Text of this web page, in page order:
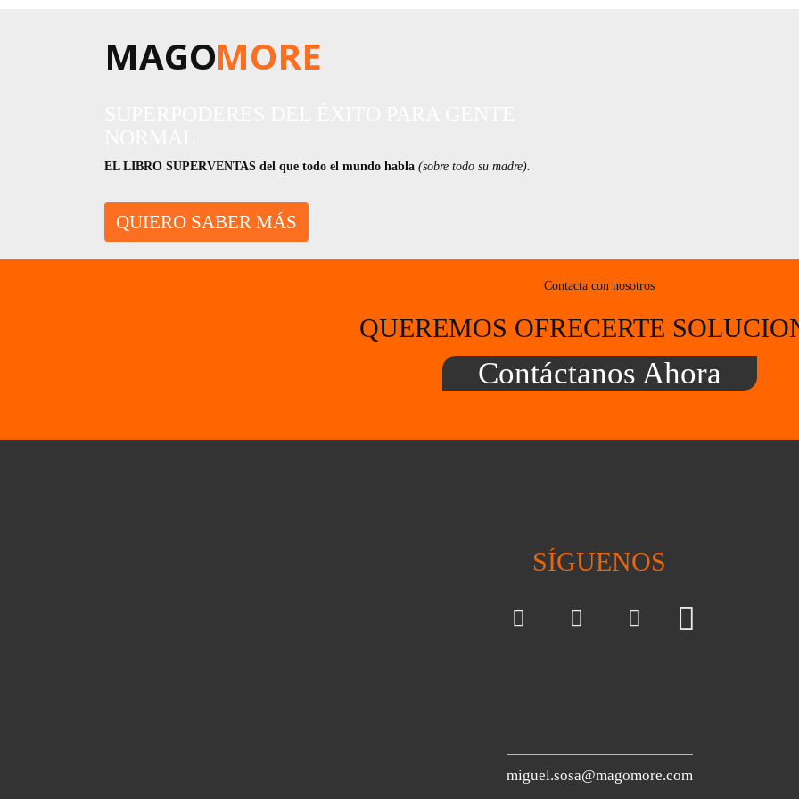
MAGOMORE
EL LIBRO SUPERVENTAS del que todo el mundo habla (sobre todo su madre).
QUIERO SABER MÁS
Contacta con nosotros
QUEREMOS OFRECERTE
Contáctanos Ahora
SÍGUENOS
miguel.sosa@magomore.com